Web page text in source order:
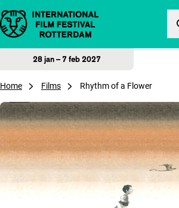
Direct naar inhoud
28 jan – 7 feb 2027
Home Films Rhythm of a Flower